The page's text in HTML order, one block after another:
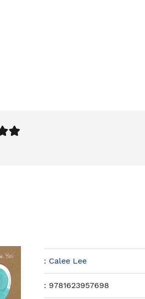
: Calee Lee
: 9781623957698